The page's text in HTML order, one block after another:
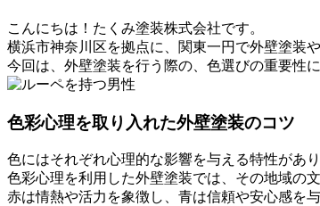
こんにちは！たくみ塗装株式会社です。
横浜市神奈川区を拠点に、関東一円で外壁塗装
今回は、外壁塗装を行う際の、色選びの重要性
色彩心理を取り入れた外壁塗装のコツ
色にはそれぞれ心理的な影響を与える特性があ
色彩心理を利用した外壁塗装では、その地域の
赤は情熱や活力を象徴し、青は信頼や安心感を